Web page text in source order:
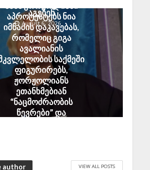
აგებენ
August 6, 2026
ნანა ჟორჟოლიანი
აპროტესტებს ნია
იმნაძის დაკავებას,
რომელიც გიგა
ავალიანის
საქმეში
ფიგურირებს,
ჟორჟოლიანს
ეთანხმებიან
“ნაცმოძრაობის
წევრები” და
author VIEW ALL POSTS